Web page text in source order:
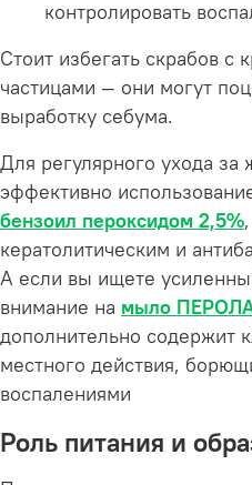
контролировать
Стоит избегать скрабов
частицами — они могут
выработку себума.
Для регулярного ухода
эффективно
бензоил пероксидом 2,5%
кератолитическим и
А если вы ищете
внимание на мыло
дополнительно содержит
местного действия,
воспалениями
Роль питания и